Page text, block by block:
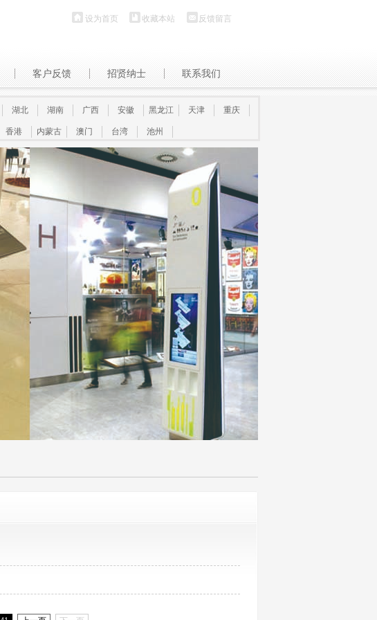
设为首页 收藏本站 反馈留言
客户反馈 招贤纳士 联系我们
湖北 湖南 广西 安徽 黑龙江 天津 重庆
香港 内蒙古 澳门 台湾 池州